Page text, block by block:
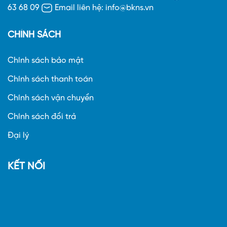
63 68 09
Email liên hệ: info@bkns.vn
CHÍNH SÁCH
Chính sách bảo mật
Chính sách thanh toán
Chính sách vận chuyển
Chính sách đổi trả
Đại lý
KẾT NỐI